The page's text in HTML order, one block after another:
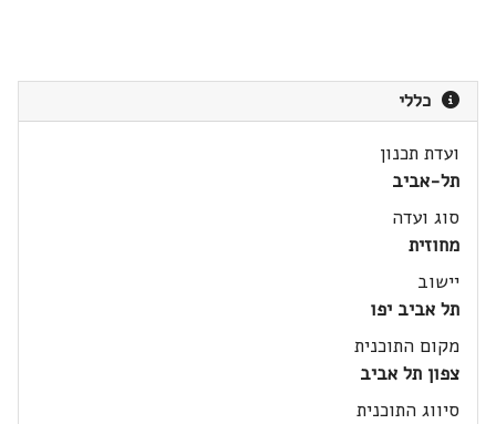
כללי
ועדת תכנון
תל-אביב
סוג ועדה
מחוזית
יישוב
תל אביב יפו
מקום התוכנית
צפון תל אביב
סיווג התוכנית